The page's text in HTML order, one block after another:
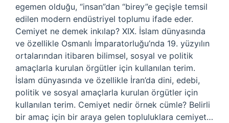
egemen olduğu, “insan”dan “birey”e geçişle temsil
edilen modern endüstriyel toplumu ifade eder.
Cemiyet ne demek inkılap? XIX. İslam dünyasında
ve özellikle Osmanlı İmparatorluğu’nda 19. yüzyılın
ortalarından itibaren bilimsel, sosyal ve politik
amaçlarla kurulan örgütler için kullanılan terim.
İslam dünyasında ve özellikle İran’da dini, edebi,
politik ve sosyal amaçlarla kurulan örgütler için
kullanılan terim. Cemiyet nedir örnek cümle? Belirli
bir amaç için bir araya gelen topluluklara cemiyet…